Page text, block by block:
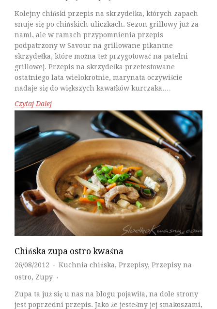
Kolejny chiński przepis na skrzydełka, których zapach
snuje się po chińskich uliczkach. Sezon grillowy już za
nami, ale w ramach przypomnienia przepis
podpatrzony w Savour na grillowane pikantne
skrzydełka, które można też przygotować na patelni
grillowej. Przepis na skrzydełka przetestowane
ostatniego lata wielokrotnie, marynata oczywiście
nadaje się do większych kawałków kurczaka.…
Czytaj Dalej
Chińska zupa ostro kwaśna
26/08/2012 ♦ Kuchnia chińska, Przepisy, Przepisy na
ostro, Zupy ♦
Zupa ta już się u nas na blogu pojawiła, na dole strony
jest poprzedni przepis. Jako że jesteśmy jej smakoszami,